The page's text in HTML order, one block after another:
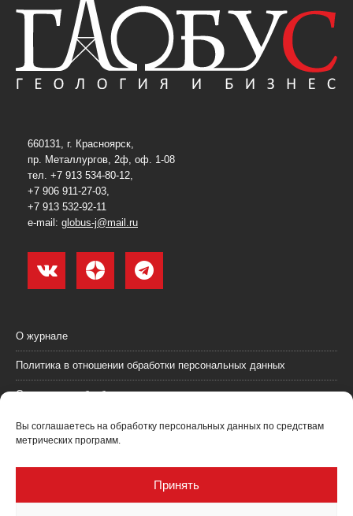
Вы соглашаетесь на обработку персональных данных по средствам
метрических программ.
Принять
660131, г. Красноярск,
пр. Металлургов, 2ф, оф. 1-08
тел. +7 913 534-80-12,
+7 906 911-27-03,
+7 913 532-92-11
e-mail: globus-j@mail.ru
О журнале
Политика в отношении обработки персональных данных
Согласие на обработку персональных данных
Пользовательское соглашение (оферта)